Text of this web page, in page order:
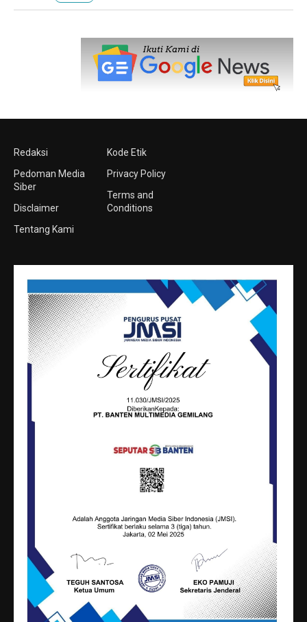
Redaksi
Pedoman Media
Siber
Disclaimer
Tentang Kami
Kode Etik
Privacy Policy
Terms and
Conditions